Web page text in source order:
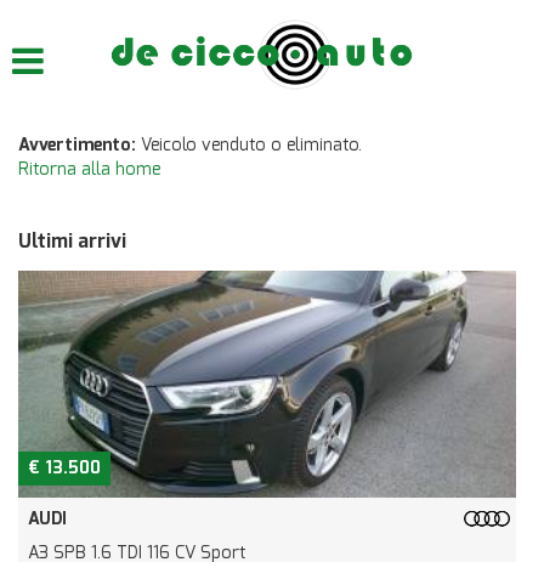
LISTA VEICOLI
ACQUISTIAMO USATO
ASSISTENZA
CONTATTI
Avvertimento: Veicolo venduto o eliminato.
Ritorna alla home
Ultimi arrivi
€ 13.500
AUDI
A3 SPB 1.6 TDI 116 CV Sport